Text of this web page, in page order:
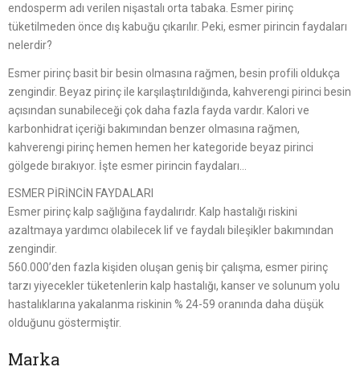
endosperm adı verilen nişastalı orta tabaka. Esmer pirinç
tüketilmeden önce dış kabuğu çıkarılır. Peki, esmer pirincin faydaları
nelerdir?
Esmer pirinç basit bir besin olmasına rağmen, besin profili oldukça
zengindir. Beyaz pirinç ile karşılaştırıldığında, kahverengi pirinci besin
açısından sunabileceği çok daha fazla fayda vardır. Kalori ve
karbonhidrat içeriği bakımından benzer olmasına rağmen,
kahverengi pirinç hemen hemen her kategoride beyaz pirinci
gölgede bırakıyor. İşte esmer pirincin faydaları…
ESMER PİRİNCİN FAYDALARI
Esmer pirinç kalp sağlığına faydalırıdr. Kalp hastalığı riskini
azaltmaya yardımcı olabilecek lif ve faydalı bileşikler bakımından
zengindir.
560.000’den fazla kişiden oluşan geniş bir çalışma, esmer pirinç
tarzı yiyecekler tüketenlerin kalp hastalığı, kanser ve solunum yolu
hastalıklarına yakalanma riskinin % 24-59 oranında daha düşük
olduğunu göstermiştir.
Marka